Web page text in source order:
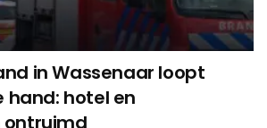
in Wassenaar loopt
hand: hotel en